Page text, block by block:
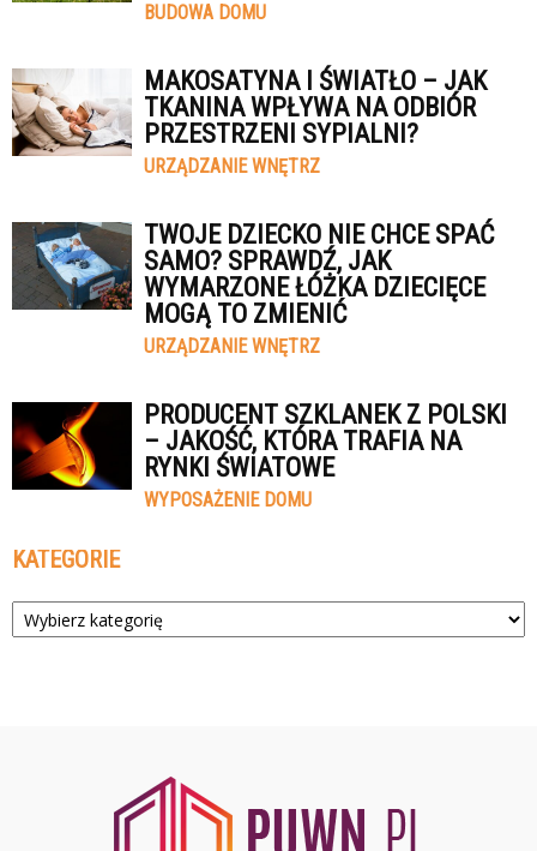
BUDOWA DOMU
MAKOSATYNA I ŚWIATŁO – JAK
TKANINA WPŁYWA NA ODBIÓR
PRZESTRZENI SYPIALNI?
URZĄDZANIE WNĘTRZ
TWOJE DZIECKO NIE CHCE SPAĆ
SAMO? SPRAWDŹ, JAK
WYMARZONE ŁÓŻKA DZIECIĘCE
MOGĄ TO ZMIENIĆ
URZĄDZANIE WNĘTRZ
PRODUCENT SZKLANEK Z POLSKI
– JAKOŚĆ, KTÓRA TRAFIA NA
RYNKI ŚWIATOWE
WYPOSAŻENIE DOMU
KATEGORIE
Kategorie